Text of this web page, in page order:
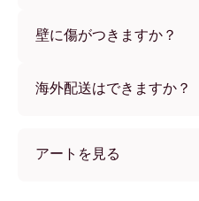
をつけないため、賃貸のお
壁に傷がつきますか？
海外配送はできますか？
アートを見る